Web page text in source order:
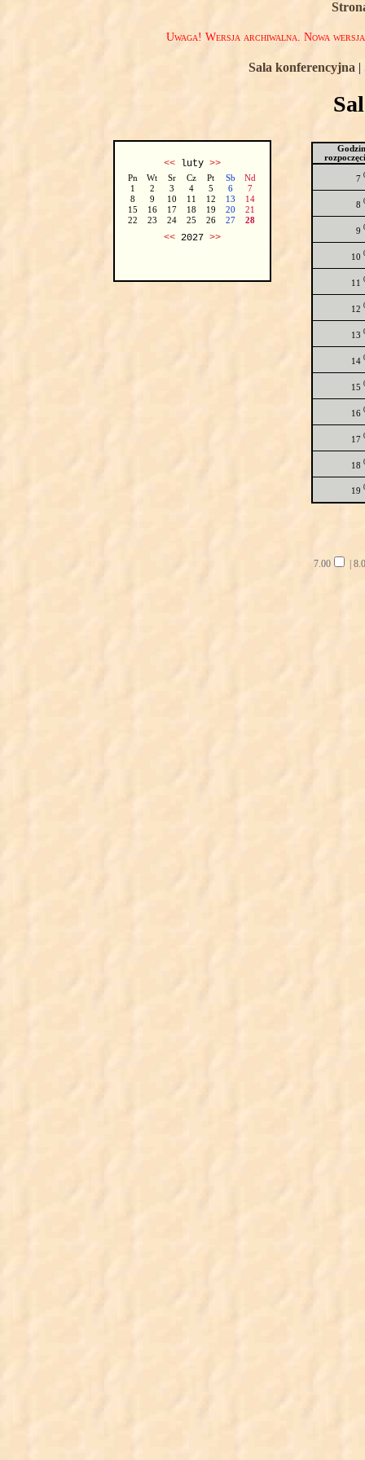
Uwaga! Wersja archiwalna. Nowa
Sala konferencyjna |
<<luty >>
Pn Wt Sr Cz Pt Sb
Nd
1
2 3 4 5 6
7
8
9 10 11 12 13
14
15
16 17 18 19 20
21
22
23 24 25 26 27 28
<<2027 >>
7
8
9
10
11
12
13
14
15
16
17
18
19
7.00